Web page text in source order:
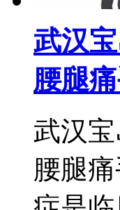
武汉
腰腿
武汉
腰腿